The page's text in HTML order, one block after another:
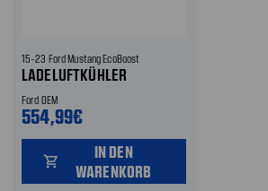
15-23 Ford Mustang EcoBoost
LADELUFTKÜHLER
Ford OEM
554,99€
shopping_cart
IN DEN
WARENKORB